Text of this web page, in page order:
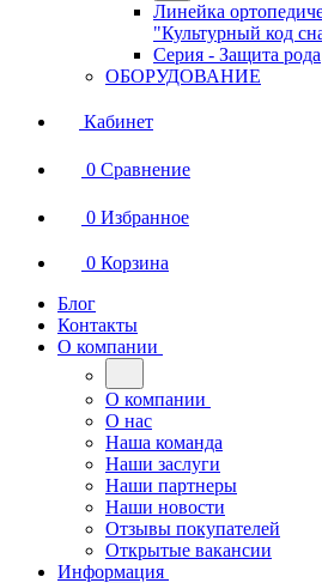
Линейка
"Культурный код
Серия - Защита рода
ОБОРУДОВАНИЕ
Кабинет
0 Сравнение
0 Избранное
0 Корзина
Блог
Контакты
О компании
О компании
О нас
Наша команда
Наши заслуги
Наши партнеры
Наши новости
Отзывы покупателей
Открытые вакансии
Информация